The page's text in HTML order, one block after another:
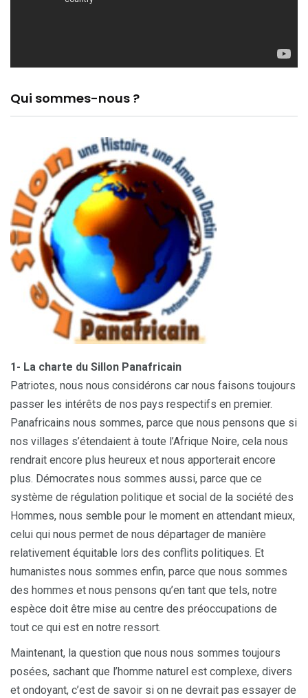
Qui sommes-nous ?
1- La charte du Sillon Panafricain
Patriotes, nous nous considérons car nous faisons toujours
passer les intérêts de nos pays respectifs en premier.
Panafricains nous sommes, parce que nous pensons que si
nos villages s’étendaient à toute l’Afrique Noire, cela nous
rendrait encore plus heureux et nous apporterait encore
plus. Démocrates nous sommes aussi, parce que ce
système de régulation politique et social de la société des
Hommes, nous semble pour le moment en attendant mieux,
celui qui nous permet de nous départager de manière
relativement équitable lors des conflits politiques. Et
humanistes nous sommes enfin, parce que nous sommes
des hommes et nous pensons qu’en tant que tels, notre
espèce doit être mise au centre des préoccupations de
tout ce qui est en notre ressort.
Maintenant, la question que nous nous sommes toujours
posées, sachant que l’homme naturel est complexe, divers
et ondoyant, c’est de savoir si on ne devrait pas essayer de